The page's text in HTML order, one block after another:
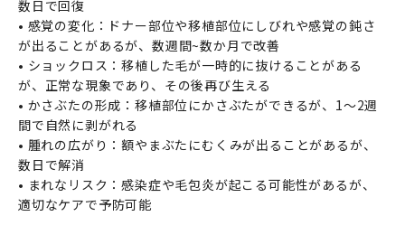
数日で回復
• 感覚の変化：ドナー部位や移植部位にしびれや感覚の鈍さ
が出ることがあるが、数週間~数か月で改善
• ショックロス：移植した毛が一時的に抜けることがある
が、正常な現象であり、その後再び生える
• かさぶたの形成：移植部位にかさぶたができるが、1～2週
間で自然に剥がれる
• 腫れの広がり：額やまぶたにむくみが出ることがあるが、
数日で解消
• まれなリスク：感染症や毛包炎が起こる可能性があるが、
適切なケアで予防可能